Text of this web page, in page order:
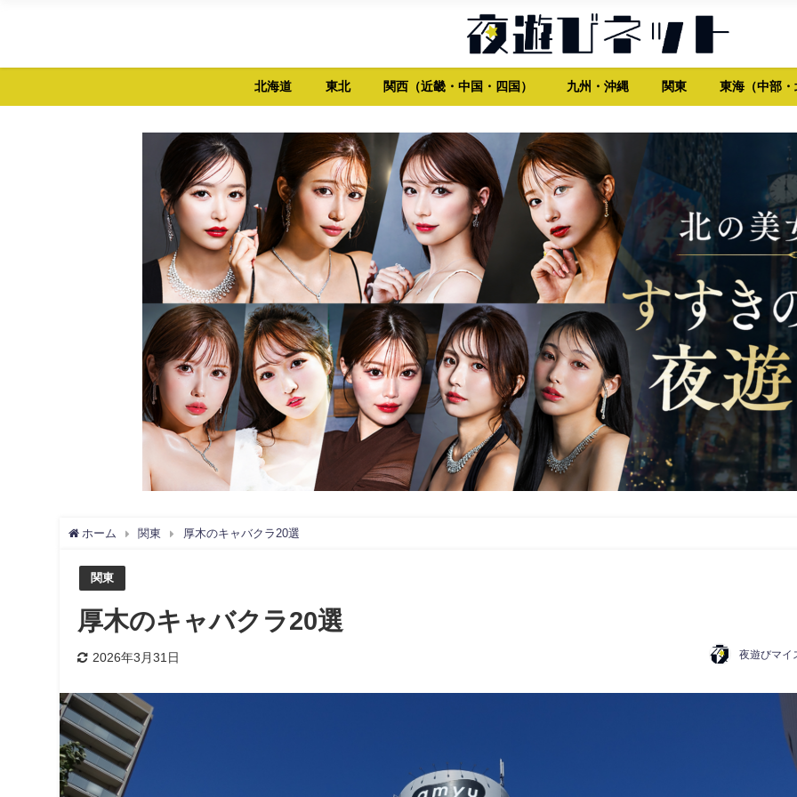
北海道 東北 関西（近畿・中国・四国） 九州・沖縄 関東 東海（中部
ホーム 関東 厚木のキャバクラ20選
関東
厚木のキャバクラ20選
2026年3月31日 夜遊びマイ